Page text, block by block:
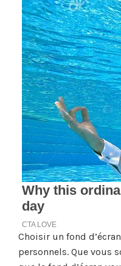
Choisir un fond
personnels. Que vous